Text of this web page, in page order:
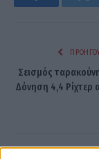
Facebook
Σεισμός
Δόνηση 4,4 Ρίχτερ